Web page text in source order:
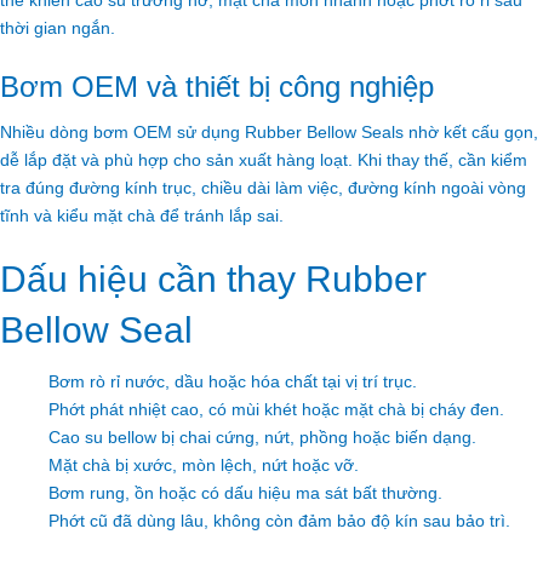
thời gian ngắn.
Bơm OEM và thiết bị công nghiệp
Nhiều dòng bơm OEM sử dụng Rubber Bellow Seals nhờ kết cấu gọn,
dễ lắp đặt và phù hợp cho sản xuất hàng loạt. Khi thay thế, cần kiểm
tra đúng đường kính trục, chiều dài làm việc, đường kính ngoài vòng
tĩnh và kiểu mặt chà để tránh lắp sai.
Dấu hiệu cần thay Rubber
Bellow Seal
Bơm rò rỉ nước, dầu hoặc hóa chất tại vị trí trục.
Phớt phát nhiệt cao, có mùi khét hoặc mặt chà bị cháy đen.
Cao su bellow bị chai cứng, nứt, phồng hoặc biến dạng.
Mặt chà bị xước, mòn lệch, nứt hoặc vỡ.
Bơm rung, ồn hoặc có dấu hiệu ma sát bất thường.
Phớt cũ đã dùng lâu, không còn đảm bảo độ kín sau bảo trì.